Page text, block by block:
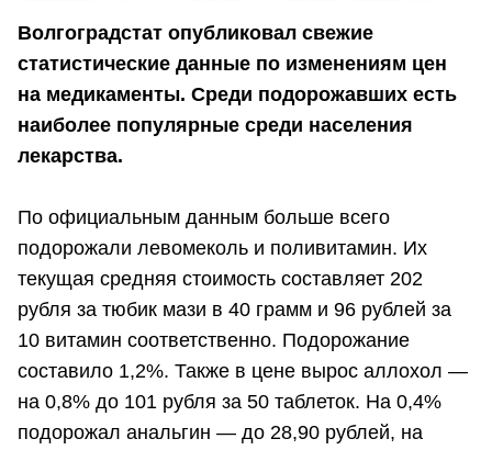
Волгоградстат опубликовал свежие
статистические данные по изменениям цен
на медикаменты. Среди подорожавших есть
наиболее популярные среди населения
лекарства.
По официальным данным больше всего
подорожали левомеколь и поливитамин. Их
текущая средняя стоимость составляет 202
рубля за тюбик мази в 40 грамм и 96 рублей за
10 витамин соответственно. Подорожание
составило 1,2%. Также в цене вырос аллохол —
на 0,8% до 101 рубля за 50 таблеток. На 0,4%
подорожал анальгин — до 28,90 рублей, на